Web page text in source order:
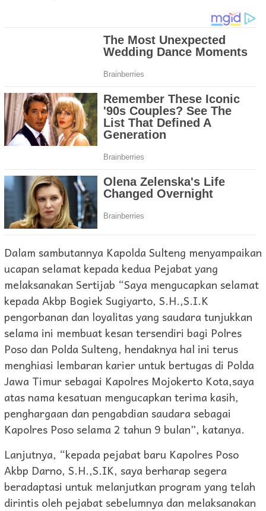
Dalam sambutannya Kapolda Sulteng menyampaikan
ucapan selamat kepada kedua Pejabat yang
melaksanakan Sertijab “Saya mengucapkan selamat
kepada Akbp Bogiek Sugiyarto, S.H.,S.I.K
pengorbanan dan loyalitas yang saudara tunjukkan
selama ini membuat kesan tersendiri bagi Polres
Poso dan Polda Sulteng, hendaknya hal ini terus
menghiasi lembaran karier untuk bertugas di Polda
Jawa Timur sebagai Kapolres Mojokerto Kota,saya
atas nama kesatuan mengucapkan terima kasih,
penghargaan dan pengabdian saudara sebagai
Kapolres Poso selama 2 tahun 9 bulan”, katanya.
Lanjutnya, “kepada pejabat baru Kapolres Poso
Akbp Darno, S.H.,S.IK, saya berharap segera
beradaptasi untuk melanjutkan program yang telah
dirintis oleh pejabat sebelumnya dan melaksanakan